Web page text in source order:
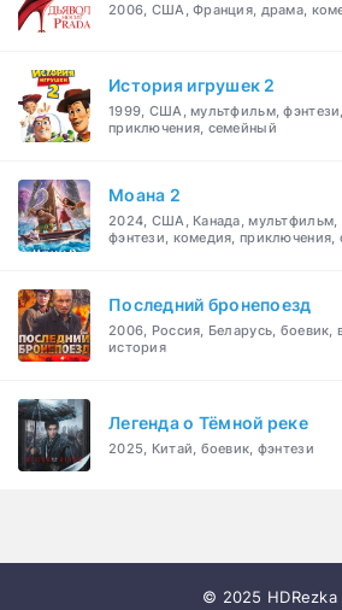
2006, США, Франция, драма,
История игрушек 2
1999, США, мультфильм,
приключения, семейный
Моана 2
2024, США, Канада, мультфильм,
фэнтези, комедия, приключения,
Последний бронепоезд
2006, Россия, Беларусь, боевик,
история
Легенда о Тёмной реке
2025, Китай, боевик, фэнтези
© 2025 HDRezka